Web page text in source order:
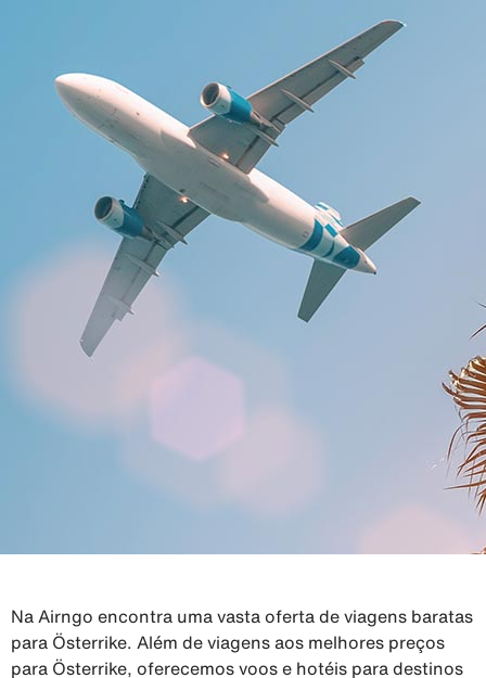
Na Airngo encontra uma vasta oferta de viagens baratas
para Österrike. Além de viagens aos melhores preços
para Österrike, oferecemos voos e hotéis para destinos